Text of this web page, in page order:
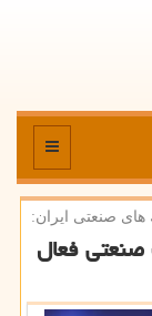
منو
صنعتی ایران:
صنعتی فعال